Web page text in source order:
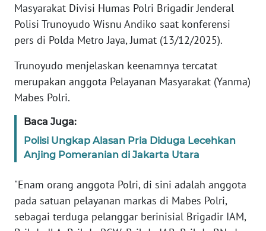
Masyarakat Divisi Humas Polri Brigadir Jenderal
Polisi Trunoyudo Wisnu Andiko saat konferensi
pers di Polda Metro Jaya, Jumat (13/12/2025).
Trunoyudo menjelaskan keenamnya tercatat
merupakan anggota Pelayanan Masyarakat (Yanma)
Mabes Polri.
Baca Juga:
Polisi Ungkap Alasan Pria Diduga Lecehkan
Anjing Pomeranian di Jakarta Utara
"Enam orang anggota Polri, di sini adalah anggota
pada satuan pelayanan markas di Mabes Polri,
sebagai terduga pelanggar berinisial Brigadir IAM,
Wahana
News
Regional
WN
SUMUT
JAKARTA
WN
WN
BANTEN